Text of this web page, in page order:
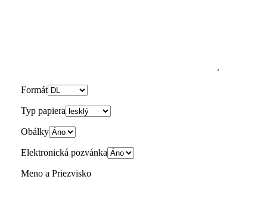
Formát
Typ papiera
Obálky
Elektronická pozvánka
Meno a Priezvisko